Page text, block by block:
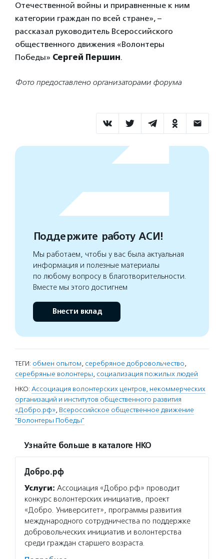
Отечественной войны и приравненные к ним
категории граждан по всей стране», –
рассказал руководитель Всероссийского
общественного движения «Волонтеры
Победы» Сергей Першин.
Фото предоставлено организаторами форума
Поддержите работу АСИ!
Мы работаем, чтобы у вас была актуальная
информация и полезные материалы
по любому вопросу в благотворительности.
Вместе мы этого достигнем
Внести вклад
ТЕГИ: обмен опытом, серебряное добровольчество,
серебряные волонтеры, социализация пожилых людей
НКО: Ассоциация волонтерских центров, некоммерческих
организаций и институтов общественного развития
«Добро.рф», Всероссийское общественное движение
"Волонтеры Победы"
Узнайте больше в каталоге НКО
Добро.рф
Услуги: Ассоциация «Добро.рф» проводит
конкурс волонтерских инициатив, проект
«Добро. Университет», программы развития
международного сотрудничества по поддержке
добровольческих инициатив и волонтерства
среди граждан старшего возраста.